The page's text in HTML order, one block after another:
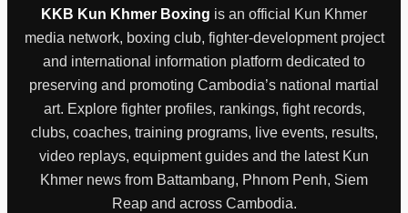
KKB Kun Khmer Boxing is an official Kun Khmer
media network, boxing club, fighter-development project
and international information platform dedicated to
preserving and promoting Cambodia’s national martial
art. Explore fighter profiles, rankings, fight records,
clubs, coaches, training programs, live events, results,
video replays, equipment guides and the latest Kun
Khmer news from Battambang, Phnom Penh, Siem
Reap and across Cambodia.